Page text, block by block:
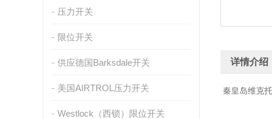
压力开关
限位开关
供应德国Barksdale开关
美国AIRTROL压力开关
Westlock（西锁）限位开关
详情介绍
秦皇岛维克